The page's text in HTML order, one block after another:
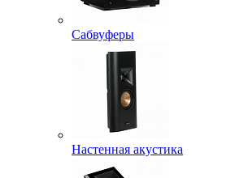
Сабвуферы
Настенная акустика